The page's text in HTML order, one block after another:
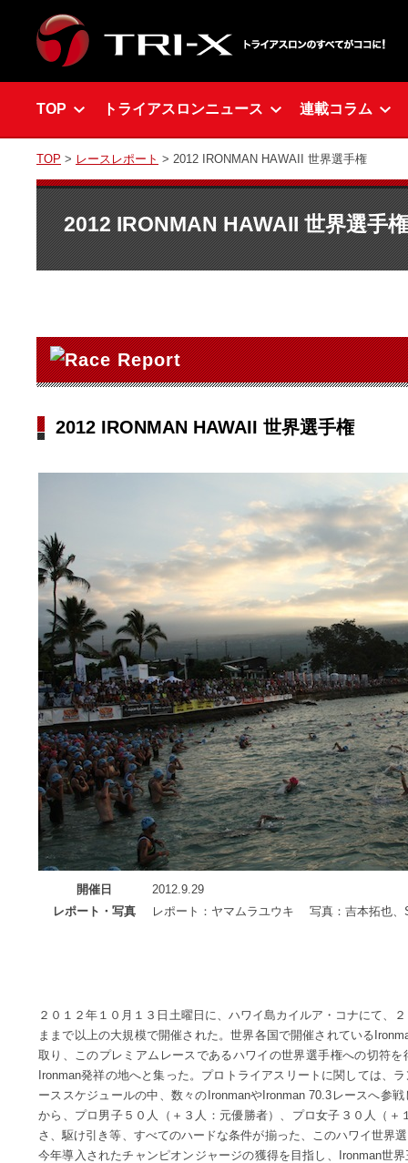
TOP トライアスロンニュース 連載コラム
TOP > レースレポート > 2012 IRONMAN HAWAII 世界選手権
2012 IRONMAN HAWAII 世界選手権
2012 IRONMAN HAWAII 世界選手権
開催日
2012.9.29
レポート・写真
レポート：ヤマムラユウキ 写真：吉本拓也、
２０１２年１０月１３日土曜日に、ハワイ島カイルア・コナにて、
ままで以上の大規模で開催された。世界各国で開催されている
取り、このプレミアムレースであるハワイの世界選手権への切符
Ironman発祥の地へと集った。プロトライアスリートに関しては、
ーススケジュールの中、数々のIronmanやIronman 70.3レースへ参
から、プロ男子５０人（＋３人：元優勝者）、プロ女子３０人（
さ、駆け引き等、すべてのハードな条件が揃った、このハワイ世界
今年導入されたチャンピオンジャージの獲得を目指し、Ironman世